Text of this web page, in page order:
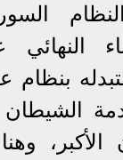
النهائي
بنظام
الشيطان